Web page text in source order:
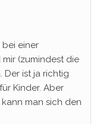
einer
(zumindest die
Der ist ja richtig
Kinder. Aber
man sich den